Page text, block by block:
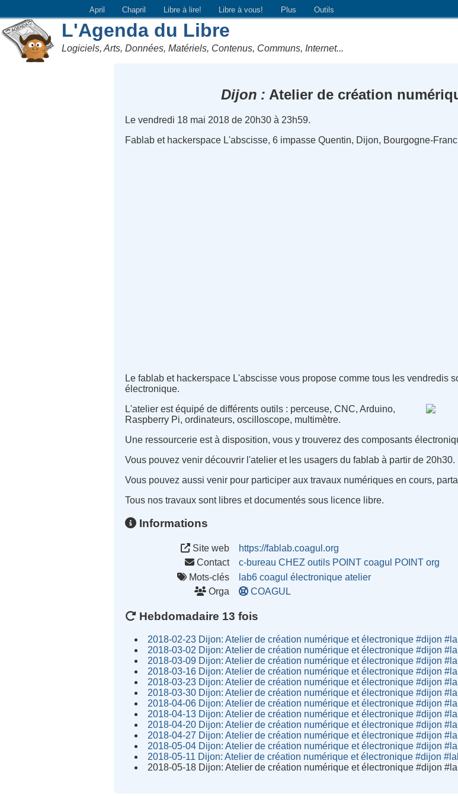
April Chapril Libre à lire! Libre à vous! Plus Outils
L'Agenda du Libre
Logiciels, Arts, Données, Matériels, Contenus, Communs, Internet...
Dijon Atelier de création
Le vendredi 18 mai 2018 de 20h30 à 23h59.
Fablab et hackerspace L'abscisse, 6 impasse Quentin, Dijon, Bourgogne-
Le fablab et hackerspace L'abscisse vous propose comme tous les vendredis
électronique.
L'atelier est équipé de différents outils : perceuse, CNC, Arduino,
Raspberry Pi, ordinateurs, oscilloscope, multimètre.
Une ressourcerie est à disposition, vous y trouverez des composants
Vous pouvez venir découvrir l'atelier et les usagers du fablab à partir de 20h30.
Vous pouvez aussi venir pour participer aux travaux numériques en cours,
Tous nos travaux sont libres et documentés sous licence libre.
Informations
Site web
https://fablab.coagul.org
Contact
c-bureau CHEZ outils POINT coagul POINT org
Mots-clés
lab6 coagul électronique atelier
Orga
COAGUL
Hebdomadaire 13 fois
2018-02-23 Dijon: Atelier de création numérique et électronique #dijon
2018-03-02 Dijon: Atelier de création numérique et électronique #dijon
2018-03-09 Dijon: Atelier de création numérique et électronique #dijon
2018-03-16 Dijon: Atelier de création numérique et électronique #dijon
2018-03-23 Dijon: Atelier de création numérique et électronique #dijon
2018-03-30 Dijon: Atelier de création numérique et électronique #dijon
2018-04-06 Dijon: Atelier de création numérique et électronique #dijon
2018-04-13 Dijon: Atelier de création numérique et électronique #dijon
2018-04-20 Dijon: Atelier de création numérique et électronique #dijon
2018-04-27 Dijon: Atelier de création numérique et électronique #dijon
2018-05-04 Dijon: Atelier de création numérique et électronique #dijon
2018-05-11 Dijon: Atelier de création numérique et électronique #dijon
2018-05-18 Dijon: Atelier de création numérique et électronique #dijon